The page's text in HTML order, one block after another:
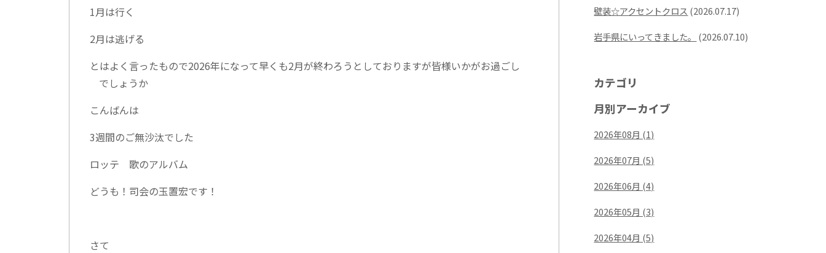
1月は行く
2月は逃げる
とはよく言ったもので2026年になって早くも2月が終わろうとしておりますが皆様いかがお過ごし
でしょうか
こんばんは
3週間のご無沙汰でした
ロッテ 歌のアルバム
どうも！司会の玉置宏です！
さて
壁装☆アクセントクロス (2026.07.17)
岩手県にいってきました。
(2026.07.10)
カテゴリ
月別アーカイブ
2026年08月 (1)
2026年07月 (5)
2026年06月 (4)
2026年05月 (3)
2026年04月 (5)